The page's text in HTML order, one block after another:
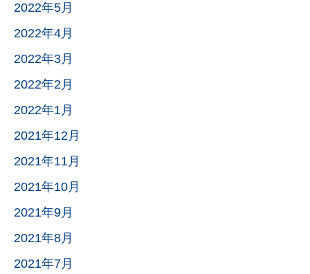
2022年5月
2022年4月
2022年3月
2022年2月
2022年1月
2021年12月
2021年11月
2021年10月
2021年9月
2021年8月
2021年7月